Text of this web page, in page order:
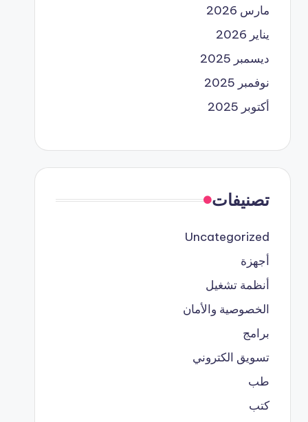
مارس 2026
يناير 2026
ديسمبر 2025
نوفمبر 2025
أكتوبر 2025
تصنيفات
Uncategorized
أجهزة
أنظمة تشغيل
الخصوصية والأمان
برامج
تسويق الكتروني
طب
كتب